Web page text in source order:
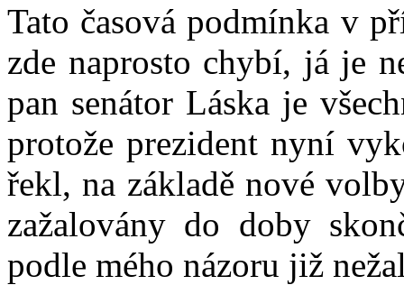
Tato časová podmínka v
zde naprosto chybí, já je
pan senátor Láska je
protože prezident nyní
řekl, na základě nové
zažalovány do doby
podle mého názoru již